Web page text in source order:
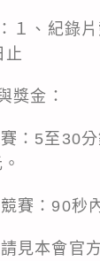
１、紀錄
止
獎金：
：5至30
賽：90秒
請見本會